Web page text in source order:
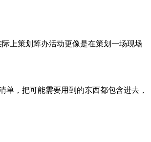
上策划筹办活动更像是在策划一场现场
，把可能需要用到的东西都包含进去，